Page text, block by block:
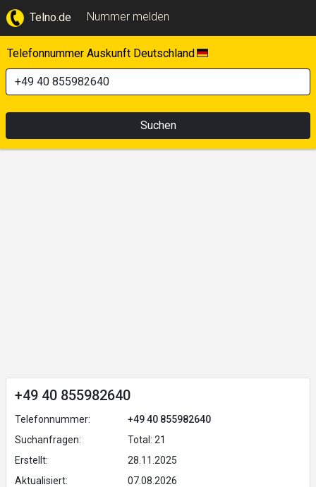
Telno.de Nummer melden
Telefonnummer Auskunft Deutschland
Suchen
+49 40 855982640
Telefonnummer:
+49 40 855982640
Suchanfragen:
Total: 21
Erstellt:
28.11.2025
Aktualisiert:
07.08.2026